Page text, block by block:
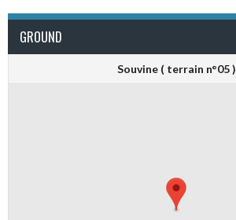
GROUND
Souvine ( terrain n°05 )